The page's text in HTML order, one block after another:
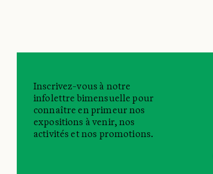
Inscrivez-vous à notre
infolettre bimensuelle pour
connaître en primeur nos
expositions à venir, nos
activités et nos promotions.